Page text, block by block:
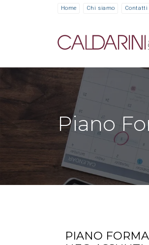
Home Chi siamo Contatti
Piano
PIANO